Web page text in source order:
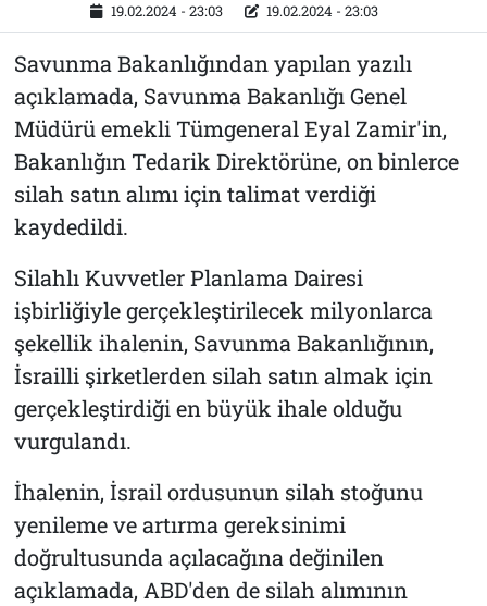
19.02.2024 - 23:03 19.02.2024 - 23:03
Savunma Bakanlığından yapılan yazılı
açıklamada, Savunma Bakanlığı Genel
Müdürü emekli Tümgeneral Eyal Zamir'in,
Bakanlığın Tedarik Direktörüne, on binlerce
silah satın alımı için talimat verdiği
kaydedildi.
Silahlı Kuvvetler Planlama Dairesi
işbirliğiyle gerçekleştirilecek milyonlarca
şekellik ihalenin, Savunma Bakanlığının,
İsrailli şirketlerden silah satın almak için
gerçekleştirdiği en büyük ihale olduğu
vurgulandı.
İhalenin, İsrail ordusunun silah stoğunu
yenileme ve artırma gereksinimi
doğrultusunda açılacağına değinilen
açıklamada, ABD'den de silah alımının